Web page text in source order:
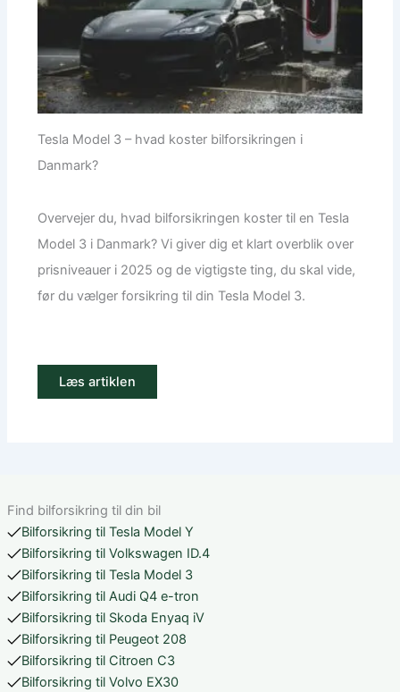
Tesla Model 3 – hvad koster bilforsikringen i
Danmark?
Overvejer du, hvad bilforsikringen koster til en Tesla
Model 3 i Danmark? Vi giver dig et klart overblik over
prisniveauer i 2025 og de vigtigste ting, du skal vide,
før du vælger forsikring til din Tesla Model 3.
Læs artiklen
Find bilforsikring til din bil
Bilforsikring til Tesla Model Y
Bilforsikring til Volkswagen ID.4
Bilforsikring til Tesla Model 3
Bilforsikring til Audi Q4 e-tron
Bilforsikring til Skoda Enyaq iV
Bilforsikring til Peugeot 208
Bilforsikring til Citroen C3
Bilforsikring til Volvo EX30